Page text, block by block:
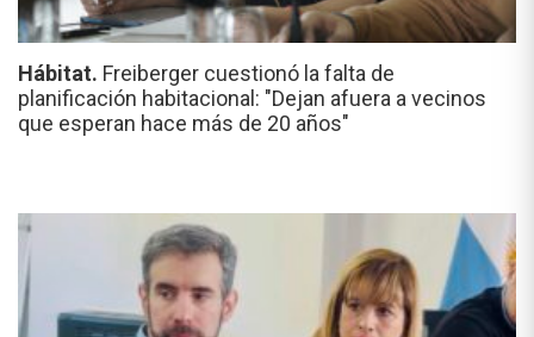
Hábitat. Freiberger cuestionó la falta de
planificación habitacional: "Dejan afuera a vecinos
que esperan hace más de 20 años"